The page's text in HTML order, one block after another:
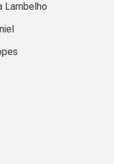
Lambelho